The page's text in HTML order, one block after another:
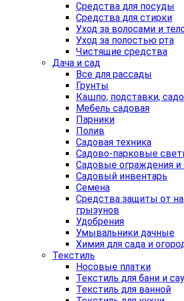
Средства для посуды
Средства для стирки
Уход за волосами и
Уход за полостью рта
Чистящие средства
Дача и сад
Все для рассады
Грунты
Кашпо, подставки,
Мебель садовая
Парники
Полив
Садовая техника
Садово-парковые
Садовые ограждения и
Садовый инвентарь
Семена
Средства защиты от
грызунов
Удобрения
Умывальники дачные
Химия для сада и
Текстиль
Носовые платки
Текстиль для бани и
Текстиль для ванной